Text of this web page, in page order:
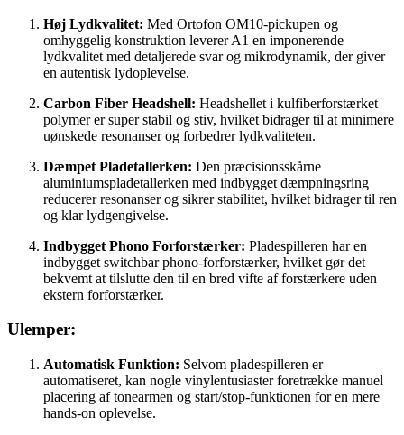
Høj Lydkvalitet: Med Ortofon OM10-pickupen og
omhyggelig konstruktion leverer A1 en imponerende
lydkvalitet med detaljerede svar og mikrodynamik, der giver
en autentisk lydoplevelse.
Carbon Fiber Headshell: Headshellet i kulfiberforstærket
polymer er super stabil og stiv, hvilket bidrager til at minimere
uønskede resonanser og forbedrer lydkvaliteten.
Dæmpet Pladetallerken: Den præcisionsskårne
aluminiumspladetallerken med indbygget dæmpningsring
reducerer resonanser og sikrer stabilitet, hvilket bidrager til ren
og klar lydgengivelse.
Indbygget Phono Forforstærker: Pladespilleren har en
indbygget switchbar phono-forforstærker, hvilket gør det
bekvemt at tilslutte den til en bred vifte af forstærkere uden
ekstern forforstærker.
Ulemper:
Automatisk Funktion: Selvom pladespilleren er
automatiseret, kan nogle vinylentusiaster foretrække manuel
placering af tonearmen og start/stop-funktionen for en mere
hands-on oplevelse.